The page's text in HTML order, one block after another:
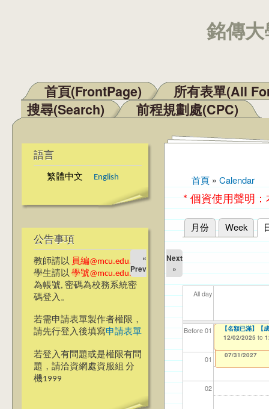
銘傳
主選單
首頁(FrontPage)
所有表單(All
搜尋(Search)
前程規劃處(CPC)
語言
繁體中文 English
公告事項
教師請以 員編@mcu.edu.tw
學生請以 學號@mcu.edu.tw
為帳號, 密碼為校務系統密
碼登入。
若需申請表單製作者權限，
請先行登入後填寫申請表單
若登入有問題或是權限有問
題，請洽資網處資服組 分
機1999
您在這裡
首頁 » Calendar
* 個資使用聲明
主要索引標籤
月份 Week
«
Prev
Next
»
All day
Before 01
01
02
【資網處】
整合系統～表單
12/31/2027
【財務處】工讀
11/12/2021 to
【財務處】漏打
錄
07/31/2027
04/
02/
03/
【
07/
09/
＊＊69週年校
12/01/2025 to
【名額已滿】【
12/02/2025 to